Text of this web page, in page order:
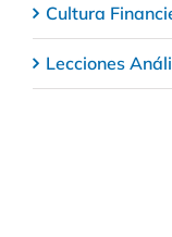
Cultura
Lecciones